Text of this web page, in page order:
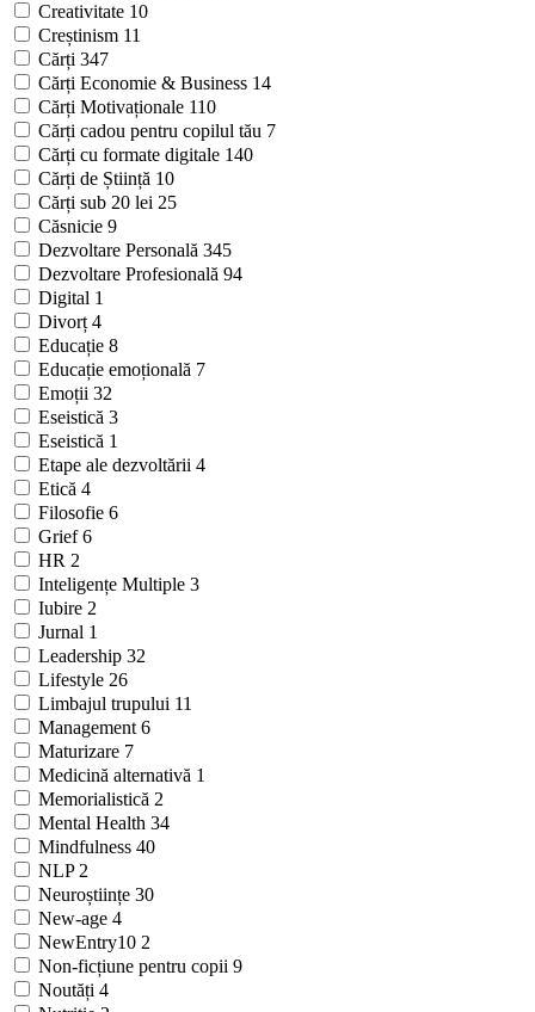
Creativitate 10
Creștinism 11
Cărți 347
Cărți Economie & Business 14
Cărți Motivaționale 110
Cărți cadou pentru copilul tău 7
Cărți cu formate digitale 140
Cărți de Știință 10
Cărți sub 20 lei 25
Căsnicie 9
Dezvoltare Personală 345
Dezvoltare Profesională 94
Digital 1
Divorț 4
Educație 8
Educație emoțională 7
Emoții 32
Eseistică 3
Eseistică 1
Etape ale dezvoltării 4
Etică 4
Filosofie 6
Grief6
HR 2
Inteligențe Multiple 3
Iubire 2
Jurnal 1
Leadership 32
Lifestyle 26
Limbajul trupului 11
Management 6
Maturizare 7
Medicină alternativă 1
Memorialistică 2
Mental Health 34
Mindfulness 40
NLP 2
Neuroștiințe 30
New-age 4
NewEntry10 2
Non-ficțiune pentru copii 9
Noutăți 4